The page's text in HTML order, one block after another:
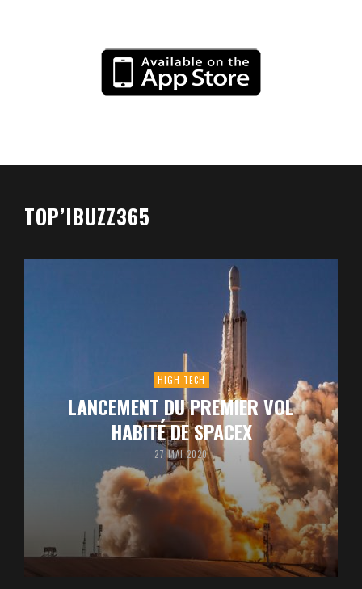
TOP’IBUZZ365
HIGH-TECH
LANCEMENT DU PREMIER VOL
HABITÉ DE SPACEX
27 MAI 2020